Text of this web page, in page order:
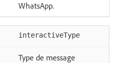
WhatsApp.
interactiveType
Type de message